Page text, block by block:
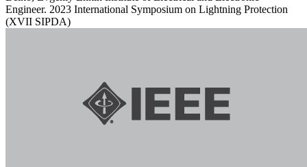
Engineer. 2023 International Symposium on Lightning Protection
(XVII SIPDA)